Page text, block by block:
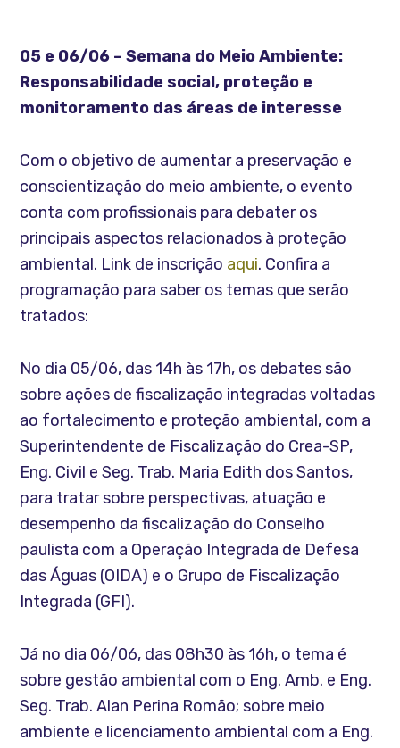
05 e 06/06 – Semana do Meio Ambiente:
Responsabilidade social, proteção e
monitoramento das áreas de interesse
Com o objetivo de aumentar a preservação e
conscientização do meio ambiente, o evento
conta com profissionais para debater os
principais aspectos relacionados à proteção
ambiental. Link de inscrição aqui. Confira a
programação para saber os temas que serão
tratados:
No dia 05/06, das 14h às 17h, os debates são
sobre ações de fiscalização integradas voltadas
ao fortalecimento e proteção ambiental, com a
Superintendente de Fiscalização do Crea-SP,
Eng. Civil e Seg. Trab. Maria Edith dos Santos,
para tratar sobre perspectivas, atuação e
desempenho da fiscalização do Conselho
paulista com a Operação Integrada de Defesa
das Águas (OIDA) e o Grupo de Fiscalização
Integrada (GFI).
Já no dia 06/06, das 08h30 às 16h, o tema é
sobre gestão ambiental com o Eng. Amb. e Eng.
Seg. Trab. Alan Perina Romão; sobre meio
ambiente e licenciamento ambiental com a Eng.